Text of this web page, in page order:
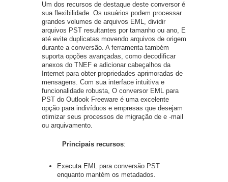
Um dos recursos de destaque deste conversor é
sua flexibilidade. Os usuários podem processar
grandes volumes de arquivos EML, dividir
arquivos PST resultantes por tamanho ou ano, E
até evite duplicatas movendo arquivos de origem
durante a conversão. A ferramenta também
suporta opções avançadas, como decodificar
anexos do TNEF e adicionar cabeçalhos da
Internet para obter propriedades aprimoradas de
mensagens. Com sua interface intuitiva e
funcionalidade robusta, O conversor EML para
PST do Outlook Freeware é uma excelente
opção para indivíduos e empresas que desejam
otimizar seus processos de migração de e -mail
ou arquivamento.
Principais recursos:
Executa EML para conversão PST
enquanto mantém os metadados.